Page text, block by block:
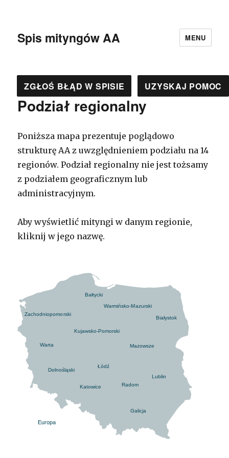
Spis mityngów AA MENU
ZGŁOŚ BŁĄD W SPISIE UZYSKAJ POMOC
Podział regionalny
Poniższa mapa prezentuje poglądowo
strukturę AA z uwzględnieniem podziału na 14
regionów. Podział regionalny nie jest tożsamy
z podziałem geograficznym lub
administracyjnym.
Aby wyświetlić mityngi w danym regionie,
kliknij w jego nazwę.
Zachodniopomorski
Bałtycki
Warmińsko-Mazurski
Białystok
Warta
Dolnośląski
Katowice
Galicja
Lublin
Radom
Łódź
Mazowsze
Kujawsko-Pomorski
Europa